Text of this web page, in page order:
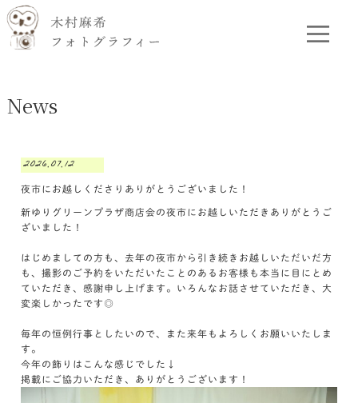
News
2026.07.12
夜市にお越しくださりありがとうございました！
新ゆりグリーンプラザ商店会の夜市にお越しいただきありがとうご
ざいました！
はじめましての方も、去年の夜市から引き続きお越しいただいだ方
も、撮影のご予約をいただいたことのあるお客様も本当に目にとめ
ていただき、感謝申し上げます。いろんなお話させていただき、大
変楽しかったです◎
毎年の恒例行事としたいので、また来年もよろしくお願いいたしま
す。
今年の飾りはこんな感じでした↓
掲載にご協力いただき、ありがとうございます！